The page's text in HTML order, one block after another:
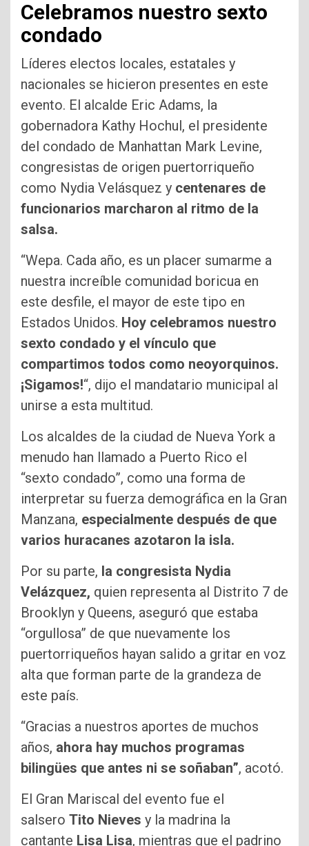
Celebramos nuestro sexto
condado
Líderes electos locales, estatales y
nacionales se hicieron presentes en este
evento. El alcalde Eric Adams, la
gobernadora Kathy Hochul, el presidente
del condado de Manhattan Mark Levine,
congresistas de origen puertorriqueño
como Nydia Velásquez y centenares de
funcionarios marcharon al ritmo de la
salsa.
“Wepa. Cada año, es un placer sumarme a
nuestra increíble comunidad boricua en
este desfile, el mayor de este tipo en
Estados Unidos. Hoy celebramos nuestro
sexto condado y el vínculo que
compartimos todos como neoyorquinos.
¡Sigamos!“, dijo el mandatario municipal al
unirse a esta multitud.
Los alcaldes de la ciudad de Nueva York a
menudo han llamado a Puerto Rico el
“sexto condado”, como una forma de
interpretar su fuerza demográfica en la Gran
Manzana, especialmente después de que
varios huracanes azotaron la isla.
Por su parte, la congresista Nydia
Velázquez, quien representa al Distrito 7 de
Brooklyn y Queens, aseguró que estaba
“orgullosa” de que nuevamente los
puertorriqueños hayan salido a gritar en voz
alta que forman parte de la grandeza de
este país.
“Gracias a nuestros aportes de muchos
años, ahora hay muchos programas
bilingües que antes ni se soñaban”, acotó.
El Gran Mariscal del evento fue el
salsero Tito Nieves y la madrina la
cantante Lisa Lisa, mientras que el padrino